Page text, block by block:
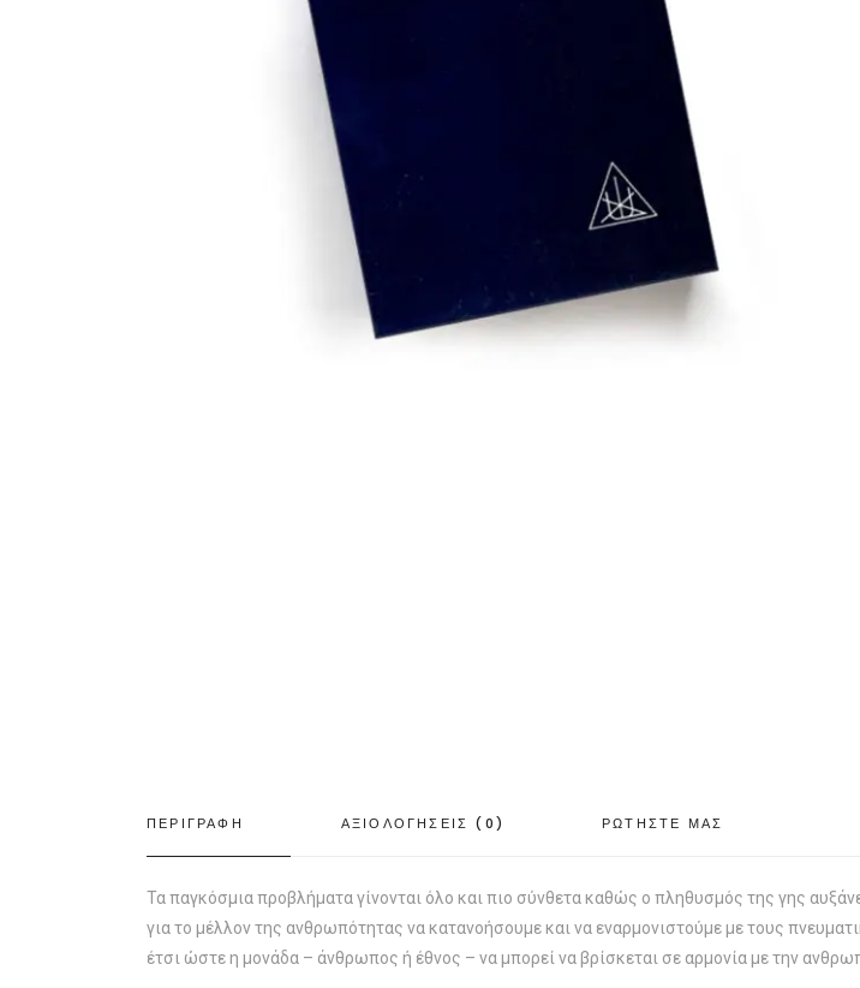
ΠΕΡΙΓΡΑΦΗ ΑΞΙΟΛΟΓΗΣΕΙΣ (0) ΡΩΤΗΣΤΕ ΜΑΣ
Τα παγκόσμια προβλήματα γίνονται όλο και πιο σύνθετα καθώς ο πληθυσμός της γης
για το μέλλον της ανθρωπότητας να κατανοήσουμε και να εναρμονιστούμε με τους
έτσι ώστε η μονάδα – άνθρωπος ή έθνος – να μπορεί να βρίσκεται σε αρμονία με την